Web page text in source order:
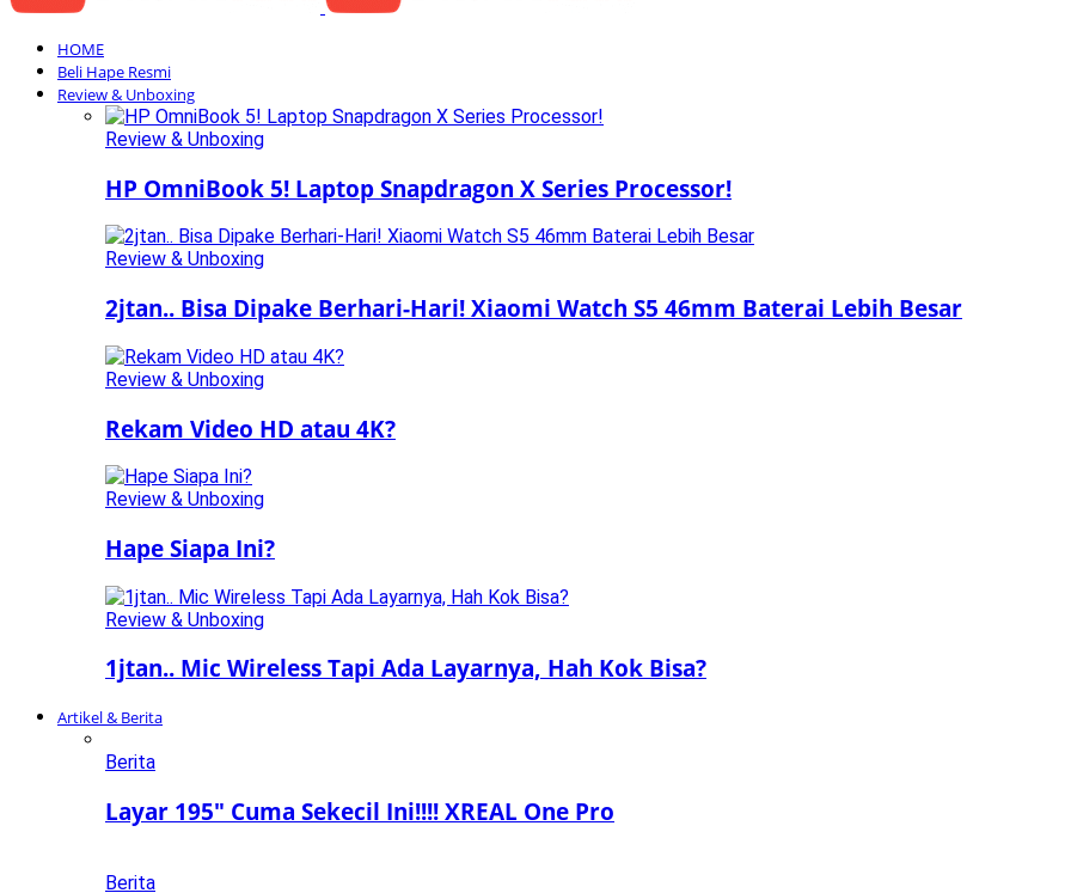
HOME
Beli Hape Resmi
Review & Unboxing
Review & Unboxing
HP OmniBook 5! Laptop Snapdragon X Series Processor!
Review & Unboxing
2jtan.. Bisa Dipake Berhari-Hari! Xiaomi Watch S5 46mm Baterai Lebih Besar
Review & Unboxing
Rekam Video HD atau 4K?
Review & Unboxing
Hape Siapa Ini?
Review & Unboxing
1jtan.. Mic Wireless Tapi Ada Layarnya, Hah Kok Bisa?
Artikel & Berita
Berita
Layar 195″ Cuma Sekecil Ini!!!! XREAL One Pro
Berita